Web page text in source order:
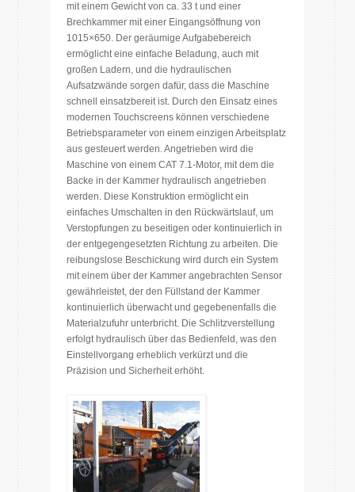
mit einem Gewicht von ca. 33 t und einer
Brechkammer mit einer Eingangsöffnung von
1015×650. Der geräumige Aufgabebereich
ermöglicht eine einfache Beladung, auch mit
großen Ladern, und die hydraulischen
Aufsatzwände sorgen dafür, dass die Maschine
schnell einsatzbereit ist. Durch den Einsatz eines
modernen Touchscreens können verschiedene
Betriebsparameter von einem einzigen Arbeitsplatz
aus gesteuert werden. Angetrieben wird die
Maschine von einem CAT 7.1-Motor, mit dem die
Backe in der Kammer hydraulisch angetrieben
werden. Diese Konstruktion ermöglicht ein
einfaches Umschalten in den Rückwärtslauf, um
Verstopfungen zu beseitigen oder kontinuierlich in
der entgegengesetzten Richtung zu arbeiten. Die
reibungslose Beschickung wird durch ein System
mit einem über der Kammer angebrachten Sensor
gewährleistet, der den Füllstand der Kammer
kontinuierlich überwacht und gegebenenfalls die
Materialzufuhr unterbricht. Die Schlitzverstellung
erfolgt hydraulisch über das Bedienfeld, was den
Einstellvorgang erheblich verkürzt und die
Präzision und Sicherheit erhöht.